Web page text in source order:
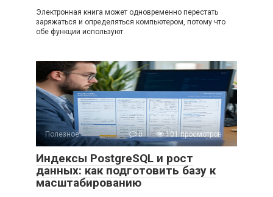
Электронная книга может одновременно перестать
заряжаться и определяться компьютером, потому что
обе функции используют
Полезное 0 101 просмотров
Индексы PostgreSQL и рост
данных: как подготовить базу к
масштабированию